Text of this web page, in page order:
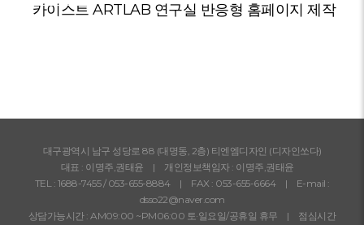
카이스트 ARTLAB 연구실 반응형 홈페이지 제작
대학원 연구실 목록
대구광역시 남구 성당로 88 (대명동, 2층) 티엔엠디자인 (디자인쏘다)
대표 : 이명주,권태윤 | 개인정보책임자 : 이명주,권태윤
TEL : 1688-7455/ 053-655-8884| FAX : 053-655-6664 | E-mail :
dsso22@naver.com
상담가능시간 : AM09:00 ~PM06:00 토·일요일/공휴일 휴무 | 점심시간